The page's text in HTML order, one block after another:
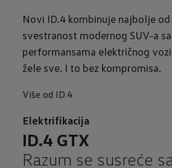
Novi ID.4 kombinuje najbolje
svestranost modernog SUV-a
performansama električnog
žele sve. I to bez kompromisa.
Više od ID.4
Elektrifikacija
ID.4 GTX
Razum se susreće